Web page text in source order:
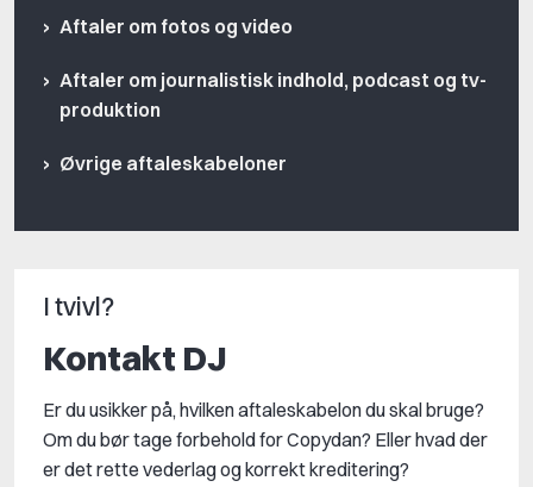
Aftaler om fotos og video
Aftaler om journalistisk indhold, podcast og tv-
produktion
Øvrige aftaleskabeloner
I tvivl?
Kontakt DJ
Er du usikker på, hvilken aftaleskabelon du skal bruge?
Om du bør tage forbehold for Copydan? Eller hvad der
er det rette vederlag og korrekt kreditering?